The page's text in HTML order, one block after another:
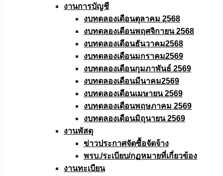
งานการบัญชี
งบทดลองเดือนตุลาคม 2568
งบทดลองเดือนพฤศจิกายน 2568
งบทดลองเดือนธันวาคม2568
งบทดลองเดือนมกราคม2569
งบทดลองเดือนกุมภาพันธ์ 2569
งบทดลองเดือนมีนาคม2569
งบทดลองเดือนเมษายน 2569
งบทดลองเดือนพฤษภาคม 2569
งบทดลองเดือนมิถุนายน 2569
งานพัสดุ
ข่าวประกาศจัดซื้อจัดจ้าง
พรบ./ระเบียบ/กฏหมายที่เกี่ยวข้อง
งานทะเบียน